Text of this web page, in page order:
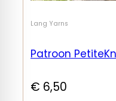
Lang Yarns
Patroon
€ 6,50